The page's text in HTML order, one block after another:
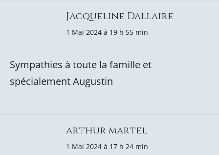
Jacqueline Dallaire
1 Mai 2024 à 19 h 55 min
Sympathies à toute la famille et
spécialement Augustin
arthur martel
1 Mai 2024 à 17 h 24 min